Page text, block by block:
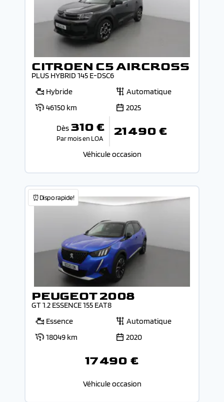
CITROEN C5 AIRCROSS
PLUS HYBRID 145 E-DSC6
Hybride
Automatique
46150 km
2025
Dès 310 €
Par mois en LOA 21 490 €
Véhicule occasion
⏰Dispo rapide!
PEUGEOT 2008
GT 1.2 ESSENCE 155 EAT8
Essence
Automatique
18049 km
2020
17 490 €
Véhicule occasion